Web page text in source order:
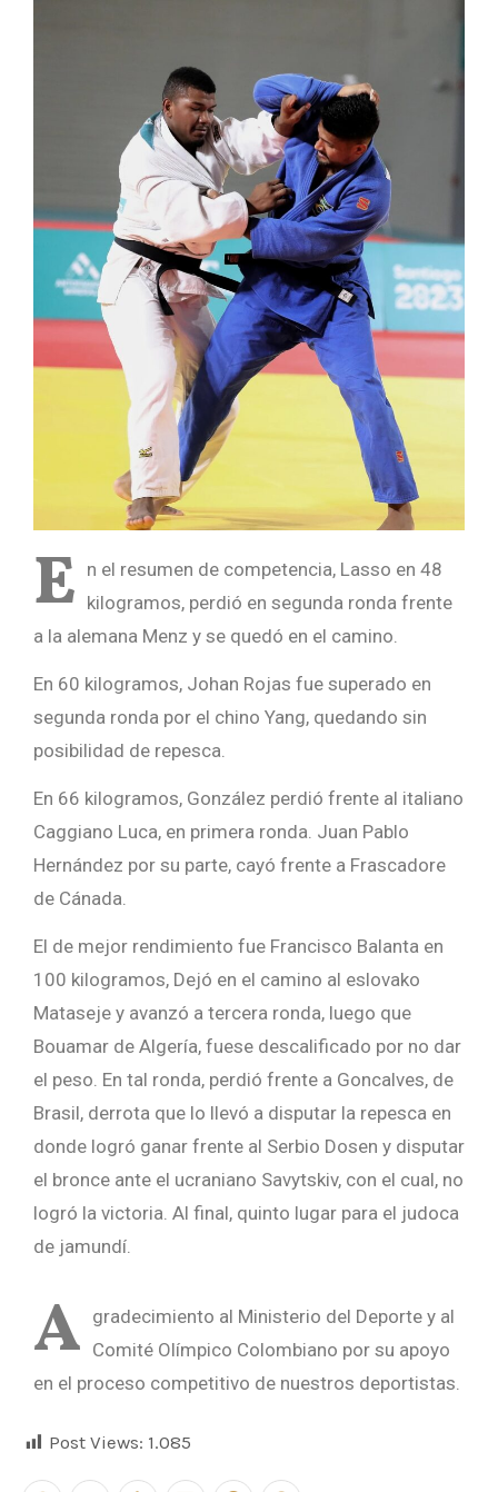
E n el resumen de competencia, Lasso en 48
kilogramos, perdió en segunda ronda frente
a la alemana Menz y se quedó en el camino.
En 60 kilogramos, Johan Rojas fue superado en
segunda ronda por el chino Yang, quedando sin
posibilidad de repesca.
En 66 kilogramos, González perdió frente al italiano
Caggiano Luca, en primera ronda. Juan Pablo
Hernández por su parte, cayó frente a Frascadore
de Cánada.
El de mejor rendimiento fue Francisco Balanta en
100 kilogramos, Dejó en el camino al eslovako
Mataseje y avanzó a tercera ronda, luego que
Bouamar de Algería, fuese descalificado por no dar
el peso. En tal ronda, perdió frente a Goncalves, de
Brasil, derrota que lo llevó a disputar la repesca en
donde logró ganar frente al Serbio Dosen y disputar
el bronce ante el ucraniano Savytskiv, con el cual, no
logró la victoria. Al final, quinto lugar para el judoca
de jamundí.
A gradecimiento al Ministerio del Deporte y al
Comité Olímpico Colombiano por su apoyo
en el proceso competitivo de nuestros deportistas.
Post Views: 1.085